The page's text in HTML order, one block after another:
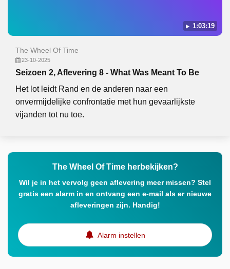
1:03:19
The Wheel Of Time
23-10-2025
Seizoen 2, Aflevering 8 - What Was Meant To Be
Het lot leidt Rand en de anderen naar een
onvermijdelijke confrontatie met hun gevaarlijkste
vijanden tot nu toe.
The Wheel Of Time herbekijken?
Wil je in het vervolg geen aflevering meer missen? Stel
gratis een alarm in en ontvang een e-mail als er nieuwe
afleveringen zijn. Handig!
Alarm instellen